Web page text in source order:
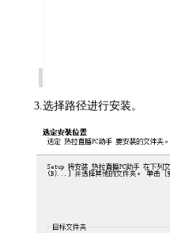
3.选择路径进行安装。